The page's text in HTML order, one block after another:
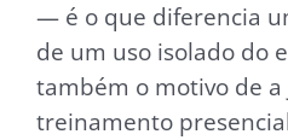
— é o que diferencia
de um uso isolado do
também o motivo de a
treinamento